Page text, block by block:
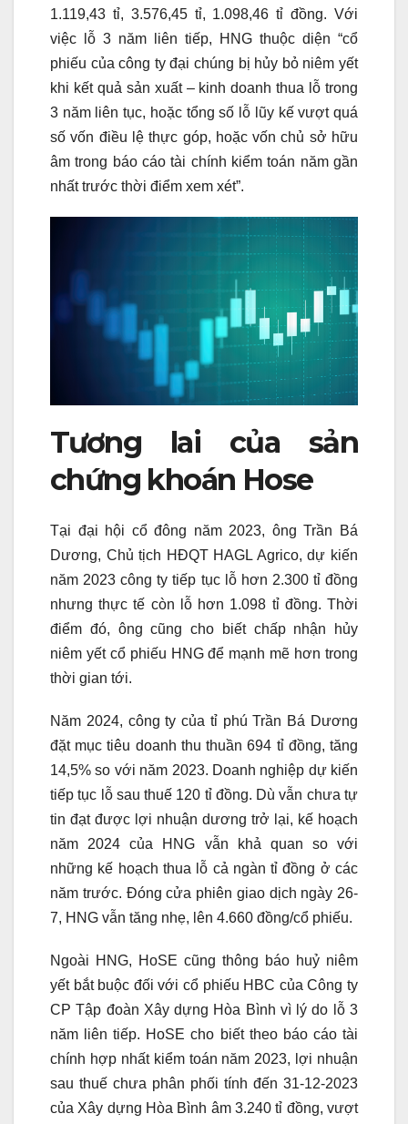
1.119,43 tỉ, 3.576,45 tỉ, 1.098,46 tỉ đồng. Với
việc lỗ 3 năm liên tiếp, HNG thuộc diện “cổ
phiếu của công ty đại chúng bị hủy bỏ niêm yết
khi kết quả sản xuất – kinh doanh thua lỗ trong
3 năm liên tục, hoặc tổng số lỗ lũy kế vượt quá
số vốn điều lệ thực góp, hoặc vốn chủ sở hữu
âm trong báo cáo tài chính kiểm toán năm gần
nhất trước thời điểm xem xét”.
Tương lai của sản
chứng khoán Hose
Tại đại hội cổ đông năm 2023, ông Trần Bá
Dương, Chủ tịch HĐQT HAGL Agrico, dự kiến
năm 2023 công ty tiếp tục lỗ hơn 2.300 tỉ đồng
nhưng thực tế còn lỗ hơn 1.098 tỉ đồng. Thời
điểm đó, ông cũng cho biết chấp nhận hủy
niêm yết cổ phiếu HNG để mạnh mẽ hơn trong
thời gian tới.
Năm 2024, công ty của tỉ phú Trần Bá Dương
đặt mục tiêu doanh thu thuần 694 tỉ đồng, tăng
14,5% so với năm 2023. Doanh nghiệp dự kiến
tiếp tục lỗ sau thuế 120 tỉ đồng. Dù vẫn chưa tự
tin đạt được lợi nhuận dương trở lại, kế hoạch
năm 2024 của HNG vẫn khả quan so với
những kế hoạch thua lỗ cả ngàn tỉ đồng ở các
năm trước. Đóng cửa phiên giao dịch ngày 26-
7, HNG vẫn tăng nhẹ, lên 4.660 đồng/cổ phiếu.
Ngoài HNG, HoSE cũng thông báo huỷ niêm
yết bắt buộc đối với cổ phiếu HBC của Công ty
CP Tập đoàn Xây dựng Hòa Bình vì lý do lỗ 3
năm liên tiếp. HoSE cho biết theo báo cáo tài
chính hợp nhất kiểm toán năm 2023, lợi nhuận
sau thuế chưa phân phối tính đến 31-12-2023
của Xây dựng Hòa Bình âm 3.240 tỉ đồng, vượt